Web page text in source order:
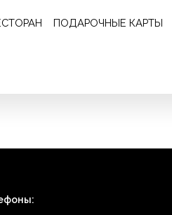
ПОДАРОЧНЫЕ КАРТЫ
стиля во всём! Суперский